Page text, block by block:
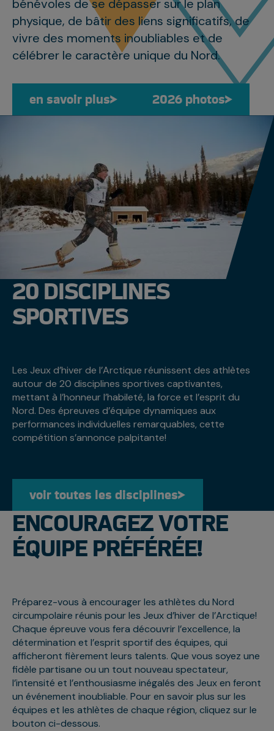
bénévoles de se dépasser sur le plan
physique, de bâtir des liens significatifs, de
vivre des moments inoubliables et de
célébrer le caractère unique du Nord.
en savoir plus
en savoir plus 2026
2026 photos
20 DISCIPLINES
SPORTIVES
Les Jeux d’hiver de l’Arctique réunissent des athlètes
autour de 20 disciplines sportives captivantes,
mettant à l’honneur l’habileté, la force et l’esprit du
Nord. Des épreuves d’équipe dynamiques aux
performances individuelles remarquables, cette
compétition s’annonce palpitante!
voir toutes les disciplines
voir toutes les disciplines
ENCOURAGEZ VOTRE
ÉQUIPE PRÉFÉRÉE!
Préparez-vous à encourager les athlètes du Nord
circumpolaire réunis pour les Jeux d’hiver de l’Arctique!
Chaque épreuve vous fera découvrir l’excellence, la
détermination et l’esprit sportif des équipes, qui
afficheront fièrement leurs talents. Que vous soyez une
fidèle partisane ou un tout nouveau spectateur,
l’intensité et l’enthousiasme inégalés des Jeux en feront
un événement inoubliable. Pour en savoir plus sur les
équipes et les athlètes de chaque région, cliquez sur le
bouton ci-dessous.